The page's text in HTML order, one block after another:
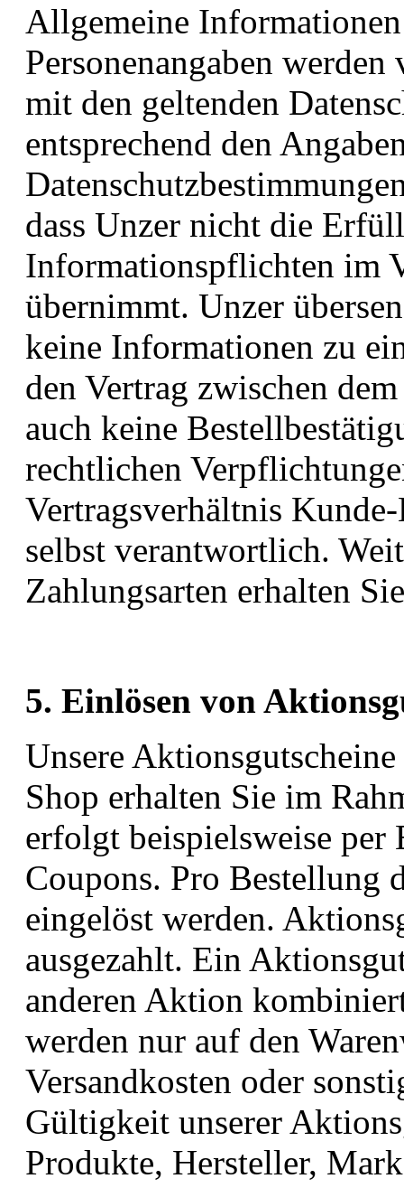
Allgemeine
Personenangaben
mit den geltenden
entsprechend den
dass Unzer nicht die
Informationspflichten im
übernimmt. Unzer
keine Informationen zu
den Vertrag zwischen
auch keine
rechtlichen
Vertragsverhältnis
selbst verantwortlich.
Zahlungsarten erhalten
5. Einlösen von
Unsere
Shop erhalten Sie im
erfolgt beispielsweise
Coupons. Pro Bestellung
eingelöst werden.
ausgezahlt. Ein
anderen Aktion
werden nur auf den
Versandkosten oder
Gültigkeit unserer
Produkte, Hersteller,